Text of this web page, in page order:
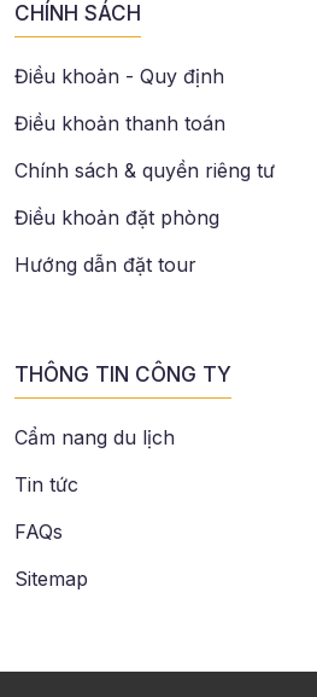
CHÍNH SÁCH
Điều khoản - Quy định
Điều khoản thanh toán
Chính sách & quyền riêng tư
Điều khoản đặt phòng
Hướng dẫn đặt tour
THÔNG TIN CÔNG TY
Cẩm nang du lịch
Tin tức
FAQs
Sitemap